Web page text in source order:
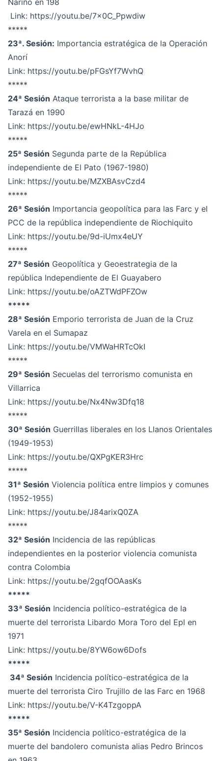
Link: https://youtu.be/7x0C_Ppwdiw
*****
23ª. Sesión: Importancia estratégica de la Operación
Anorí
Link: https://youtu.be/pFGsYf7WvhQ
*****
24ª Sesión Ataque terrorista a la base militar de
Tarazá en 1990
Link: https://youtu.be/ewHNkL-4HJo
*****
25ª Sesión Segunda parte de la República
independiente de El Pato (1967-1980)
Link: https://youtu.be/MZXBAsvCzd4
*****
26ª Sesión Importancia geopolítica para las Farc y el
PCC de la república independiente de Riochiquito
Link: https://youtu.be/9d-iUmx4eUY
*****
27ª Sesión Geopolítica y Geoestrategia de la
república Independiente de El Guayabero
Link: https://youtu.be/oAZTWdPFZOw
*****
28ª Sesión Emporio terrorista de Juan de la Cruz
Varela en el Sumapaz
Link: https://youtu.be/VMWaHRTcOkI
*****
29ª Sesión Secuelas del terrorismo comunista en
Villarrica
Link: https://youtu.be/Nx4Nw3Dfq18
*****
30ª Sesión Guerrillas liberales en los Llanos Orientales
(1949-1953)
Link: https://youtu.be/QXPgKER3Hrc
*****
31ª Sesión Violencia política entre limpios y comunes
(1952-1955)
Link: https://youtu.be/J84arixQ0ZA
*****
32ª Sesión Incidencia de las repúblicas
independientes en la posterior violencia comunista
contra Colombia
Link: https://youtu.be/2gqfOOAasKs
*****
33ª Sesión Incidencia político-estratégica de la
muerte del terrorista Libardo Mora Toro del Epl en
1971
Link: https://youtu.be/8YW6ow6Dofs
*****
34ª Sesión Incidencia político-estratégica de la
muerte del terrorista Ciro Trujillo de las Farc en 1968
Link: https://youtu.be/V-K4TzgoppA
*****
35ª Sesión Incidencia político-estratégica de la
muerte del bandolero comunista alias Pedro Brincos